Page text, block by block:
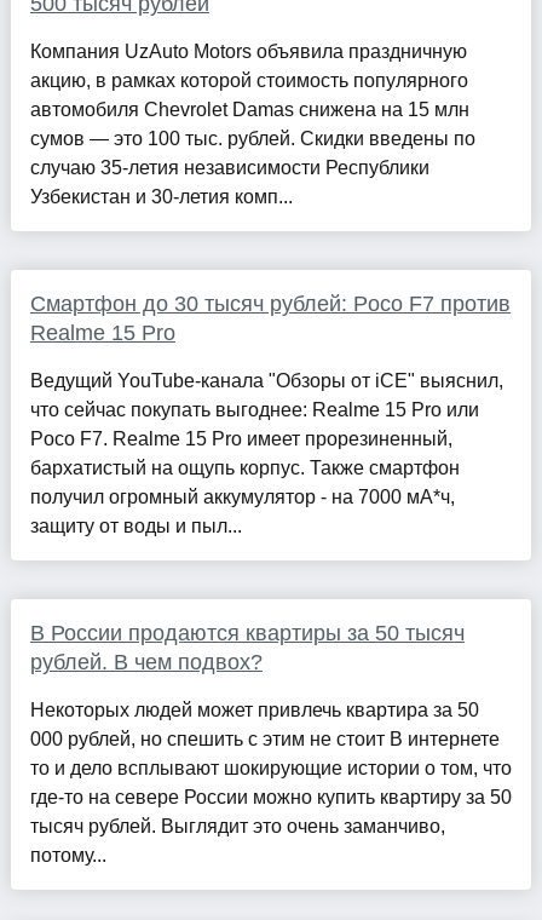
Компания UzAuto Motors объявила праздничную
акцию, в рамках которой стоимость популярного
автомобиля Chevrolet Damas снижена на 15 млн
сумов — это 100 тыс. рублей. Скидки введены по
случаю 35-летия независимости Республики
Узбекистан и 30-летия комп...
Смартфон до 30 тысяч рублей: Poco F7 против
Realme 15 Pro
Ведущий YouTube-канала "Обзоры от iCE" выяснил,
что сейчас покупать выгоднее: Realme 15 Pro или
Poco F7. Realme 15 Pro имеет прорезиненный,
бархатистый на ощупь корпус. Также смартфон
получил огромный аккумулятор - на 7000 мА*ч,
защиту от воды и пыл...
В России продаются квартиры за 50 тысяч
рублей. В чем подвох?
Некоторых людей может привлечь квартира за 50
000 рублей, но спешить с этим не стоит В интернете
то и дело всплывают шокирующие истории о том, что
где-то на севере России можно купить квартиру за 50
тысяч рублей. Выглядит это очень заманчиво,
потому...